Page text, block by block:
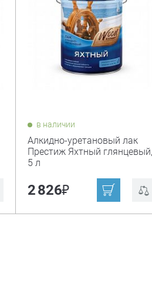
в наличии
Алкидно-уретановый лак
Престиж Яхтный глянцевый,
5 л
2 826₽